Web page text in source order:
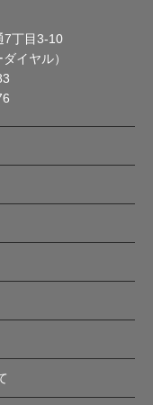
7丁目3-10
イヤル）